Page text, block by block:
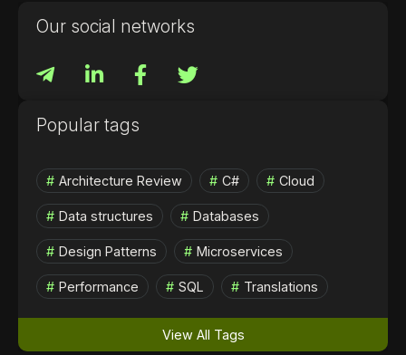
Our social networks
Popular tags
Architecture Review C# Cloud
Data structures Databases
Design Patterns Microservices
Performance SQL Translations
View All Tags